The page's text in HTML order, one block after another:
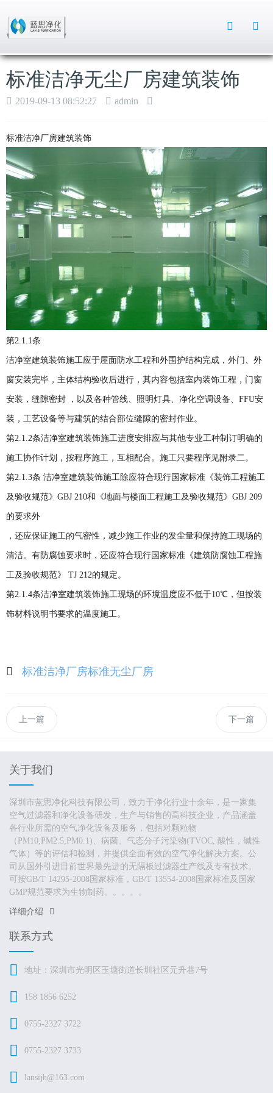
Toggle
Search
标准洁净无尘厂房建筑装饰
2019-09-13 08:52:27 admin
标准洁净厂房建筑装饰
第2.1.1条
洁净室建筑装饰施工应于屋面防水工程和外围护结构完成，外门、外
窗安装完毕，主体结构验收后进行，其内容包括室内装饰工程，门窗
安装，缝隙密封 ，以及各种管线、照明灯具、净化空调设备、FFU安
装，工艺设备等与建筑的结合部位缝隙的密封作业。
第2.1.2条洁净室建筑装饰施工进度安排应与其他专业工种制订明确的
施工协作计划，按程序施工，互相配合。施工只要程序见附录二。
第2.1.3条 洁净室建筑装饰施工除应符合现行国家标准《装饰工程施工
及验收规范》GBJ 210和《地面与楼面工程施工及验收规范》GBJ 209
的要求外
，还应保证施工的气密性，减少施工作业的发尘量和保持施工现场的
清洁。有防腐蚀要求时，还应符合现行国家标准《建筑防腐蚀工程施
工及验收规范》 TJ 212的规定。
第2.1.4条洁净室建筑装饰施工现场的环境温度应不低于10℃，但按装
饰材料说明书要求的温度施工。
标准洁净厂房标准无尘厂房
上一篇 下一篇
关于我们
深圳市蓝思净化科技有限公司，致力于净化行业十余年，是一家集
空气过滤器和净化设备研发，生产与销售的高科技企业，产品涵盖
各行业所需的空气净化设备及服务，包括对颗粒物
（PM10,PM2.5,PM0.1)、病菌、气态分子污染物(TVOC, 酸性，碱性
气体）等的评估和检测，并提供全面有效的空气净化解决方案。公
司从国外引进目前世界最先进的无隔板过滤器生产线及专有技术。
可按GB/T 14295-2008国家标准，GB/T 13554-2008国家标准及国家
GMP规范要求为生物制药。。。。。
详细介绍
联系方式
地址：深圳市光明区玉塘街道长圳社区元升巷7号
158 1856 6252
0755-2327 3722
0755-2327 3733
lansijh@163.com